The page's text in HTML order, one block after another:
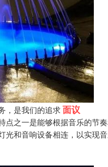
，是我们的追求面议
点之一是能够根据音乐的节
光和音响设备相连，以实现